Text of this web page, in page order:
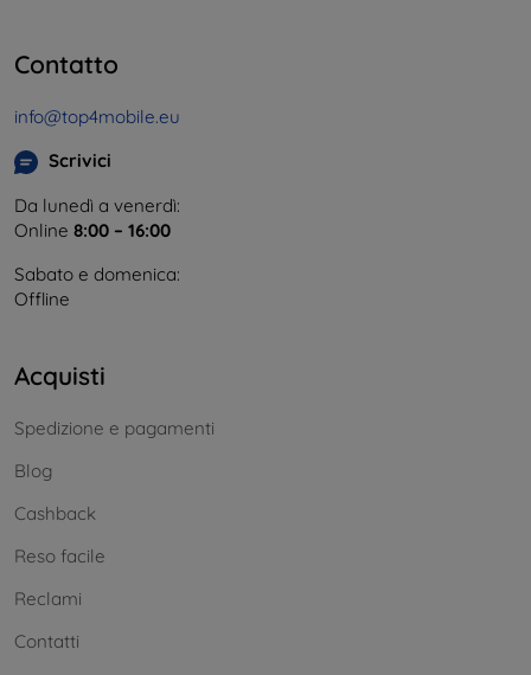
Contatto
info@top4mobile.eu
Scrivici
Da lunedì a venerdì:
Online 8:00 – 16:00
Sabato e domenica:
Offline
Acquisti
Spedizione e pagamenti
Blog
Cashback
Reso facile
Reclami
Contatti